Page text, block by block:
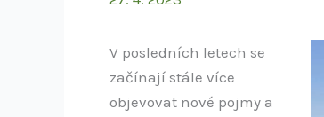
V posledních letech se
začínají stále více
objevovat nové pojmy a